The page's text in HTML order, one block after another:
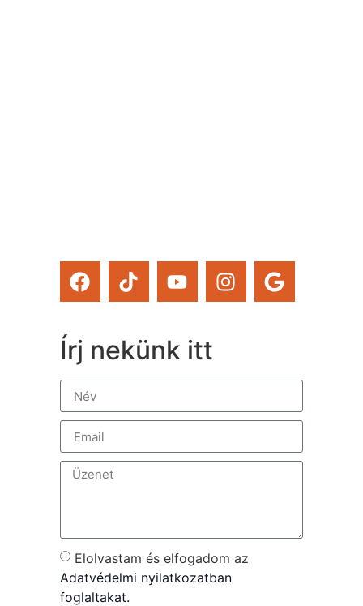
Írj nekünk itt
Elolvastam és elfogadom az
Adatvédelmi nyilatkozatban
foglaltakat.